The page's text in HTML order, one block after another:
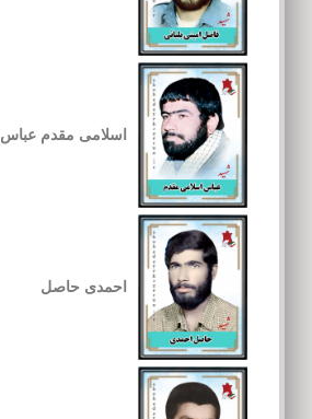
اسلامی مقدم عباس
احمدی حاصل